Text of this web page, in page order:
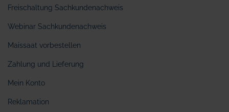
Freischaltung Sachkundenachweis
Webinar Sachkundenachweis
Maissaat vorbestellen
Zahlung und Lieferung
Mein Konto
Reklamation